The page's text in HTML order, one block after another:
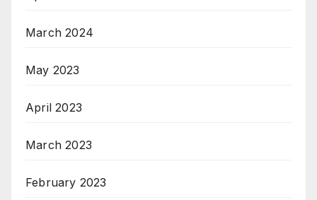
March 2024
May 2023
April 2023
March 2023
February 2023